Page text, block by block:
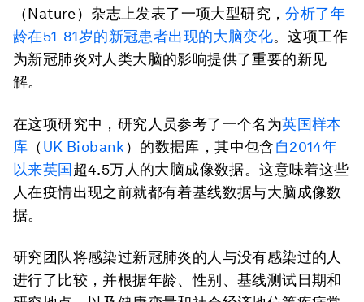
（Nature）杂志上发表了一项大型研究，分析了年
龄在51-81岁的新冠患者出现的大脑变化。这项工作
为新冠肺炎对人类大脑的影响提供了重要的新见
解。
在这项研究中，研究人员参考了一个名为英国样本
库 （ UK Biobank ）的数据库，其中包含自2014年
以来英国 超4.5万人的大脑成像数据。这意味着这些
人在疫情出现之前就都有着基线数据与大脑成像数
据。
研究团队将感染过新冠肺炎的人与没有感染过的人
进行了比较，并根据年龄、性别、基线测试日期和